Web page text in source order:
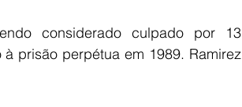
considerado culpado por 13
prisão perpétua em 1989. Ramirez